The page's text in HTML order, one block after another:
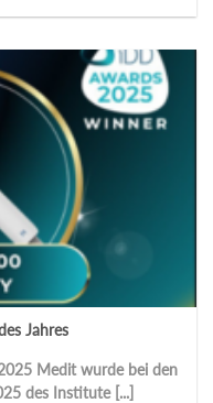
Jahres
Medit wurde bei den
des Institute [...]